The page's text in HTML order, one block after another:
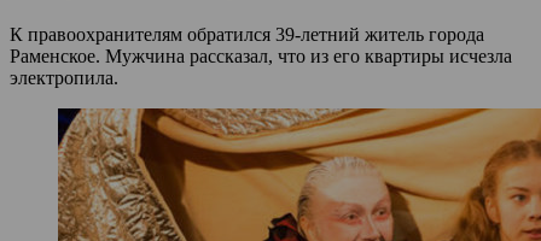
К правоохранителям обратился 39-летний житель города
Раменское. Мужчина рассказал, что из его квартиры исчезла
электропила.